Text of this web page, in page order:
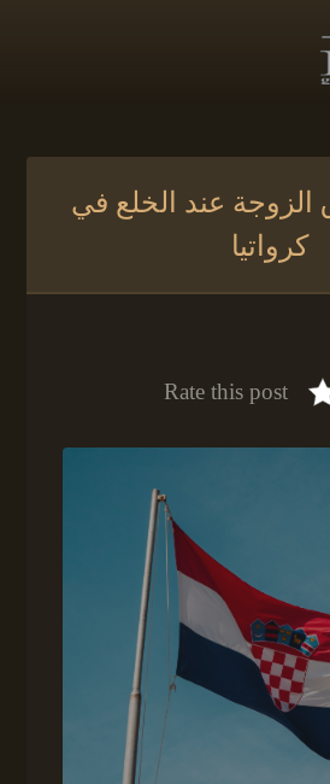
عند الخلع في
كرواتيا
Rate this post